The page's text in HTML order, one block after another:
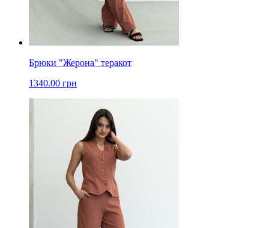
Брюки "Жерона" теракот
1340.00 грн